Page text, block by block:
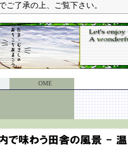
ご了承の上、ご覧下さい。
OME